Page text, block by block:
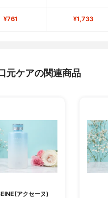
¥761 ¥1,733
元ケアの関連商品
アクセーヌ)